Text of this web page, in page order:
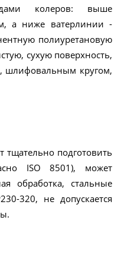
колеров: выше
а ниже ватерлинии -
полиуретановую
сухую поверхность,
шлифовальным кругом,
тщательно подготовить
ISO 8501), может
обработка, стальные
320, не допускается